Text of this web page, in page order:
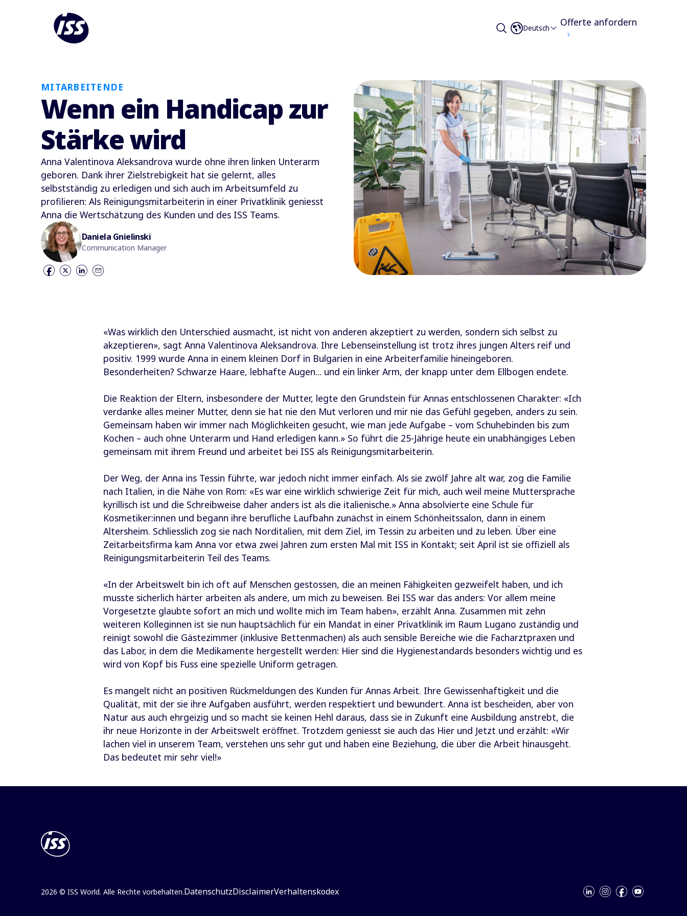
Deutsch Offerte anfordern
MITARBEITENDE
Wenn ein Handicap zur
Stärke wird
Anna Valentinova Aleksandrova wurde ohne ihren linken Unterarm
geboren. Dank ihrer Zielstrebigkeit hat sie gelernt, alles
selbstständig zu erledigen und sich auch im Arbeitsumfeld zu
profilieren: Als Reinigungsmitarbeiterin in einer Privatklinik geniesst
Anna die Wertschätzung des Kunden und des ISS Teams.
Daniela Gnielinski
Communication Manager
«Was wirklich den Unterschied ausmacht, ist nicht von anderen akzeptiert zu werden, sondern sich selbst zu
akzeptieren», sagt Anna Valentinova Aleksandrova. Ihre Lebenseinstellung ist trotz ihres jungen Alters reif und
positiv. 1999 wurde Anna in einem kleinen Dorf in Bulgarien in eine Arbeiterfamilie hineingeboren.
Besonderheiten? Schwarze Haare, lebhafte Augen... und ein linker Arm, der knapp unter dem Ellbogen endete.
Die Reaktion der Eltern, insbesondere der Mutter, legte den Grundstein für Annas entschlossenen Charakter: «Ich
verdanke alles meiner Mutter, denn sie hat nie den Mut verloren und mir nie das Gefühl gegeben, anders zu sein.
Gemeinsam haben wir immer nach Möglichkeiten gesucht, wie man jede Aufgabe – vom Schuhebinden bis zum
Kochen – auch ohne Unterarm und Hand erledigen kann.» So führt die 25-Jährige heute ein unabhängiges Leben
gemeinsam mit ihrem Freund und arbeitet bei ISS als Reinigungsmitarbeiterin.
Der Weg, der Anna ins Tessin führte, war jedoch nicht immer einfach. Als sie zwölf Jahre alt war, zog die Familie
nach Italien, in die Nähe von Rom: «Es war eine wirklich schwierige Zeit für mich, auch weil meine Muttersprache
kyrillisch ist und die Schreibweise daher anders ist als die italienische.» Anna absolvierte eine Schule für
Kosmetiker:innen und begann ihre berufliche Laufbahn zunächst in einem Schönheitssalon, dann in einem
Altersheim. Schliesslich zog sie nach Norditalien, mit dem Ziel, im Tessin zu arbeiten und zu leben. Über eine
Zeitarbeitsfirma kam Anna vor etwa zwei Jahren zum ersten Mal mit ISS in Kontakt; seit April ist sie offiziell als
Reinigungsmitarbeiterin Teil des Teams.
«In der Arbeitswelt bin ich oft auf Menschen gestossen, die an meinen Fähigkeiten gezweifelt haben, und ich
musste sicherlich härter arbeiten als andere, um mich zu beweisen. Bei ISS war das anders: Vor allem meine
Vorgesetzte glaubte sofort an mich und wollte mich im Team haben», erzählt Anna. Zusammen mit zehn
weiteren Kolleginnen ist sie nun hauptsächlich für ein Mandat in einer Privatklinik im Raum Lugano zuständig und
reinigt sowohl die Gästezimmer (inklusive Bettenmachen) als auch sensible Bereiche wie die Facharztpraxen und
das Labor, in dem die Medikamente hergestellt werden: Hier sind die Hygienestandards besonders wichtig und es
wird von Kopf bis Fuss eine spezielle Uniform getragen.
Es mangelt nicht an positiven Rückmeldungen des Kunden für Annas Arbeit. Ihre Gewissenhaftigkeit und die
Qualität, mit der sie ihre Aufgaben ausführt, werden respektiert und bewundert. Anna ist bescheiden, aber von
Natur aus auch ehrgeizig und so macht sie keinen Hehl daraus, dass sie in Zukunft eine Ausbildung anstrebt, die
ihr neue Horizonte in der Arbeitswelt eröffnet. Trotzdem geniesst sie auch das Hier und Jetzt und erzählt: «Wir
lachen viel in unserem Team, verstehen uns sehr gut und haben eine Beziehung, die über die Arbeit hinausgeht.
Das bedeutet mir sehr viel!»
2026 © ISS World. Alle Rechte vorbehalten.DatenschutzDisclaimerVerhaltenskodex